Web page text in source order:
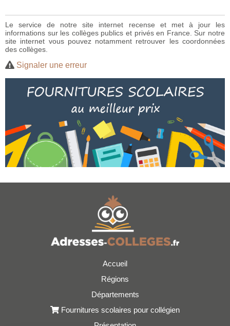
Le service de notre site internet recense et met à jour les
informations sur les collèges publics et privés en France. Sur notre
site internet vous pouvez notamment retrouver les coordonnées
des collèges.
Signaler une erreur
Accueil
Régions
Départements
Fournitures scolaires pour collégien